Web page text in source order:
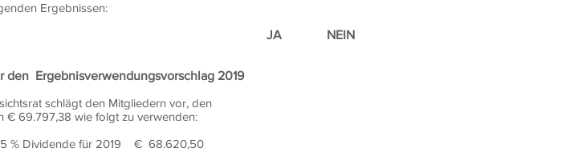
Ergebnissen:
JA NEIN
den Ergebnisverwendungsvorschlag 2019
den Mitgliedern vor, den
wie folgt zu verwenden:
für 2019 € 68.620,50